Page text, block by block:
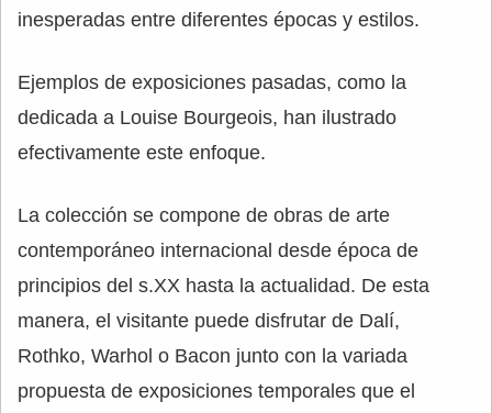
inesperadas entre diferentes épocas y estilos.
Ejemplos de exposiciones pasadas, como la
dedicada a Louise Bourgeois, han ilustrado
efectivamente este enfoque.
La colección se compone de obras de arte
contemporáneo internacional desde época de
principios del s.XX hasta la actualidad. De esta
manera, el visitante puede disfrutar de Dalí,
Rothko, Warhol o Bacon junto con la variada
propuesta de exposiciones temporales que el